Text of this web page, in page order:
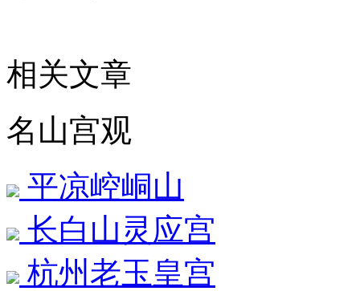
相关文章
名山宫观
平凉崆峒山
长白山灵应宫
杭州老玉皇宫